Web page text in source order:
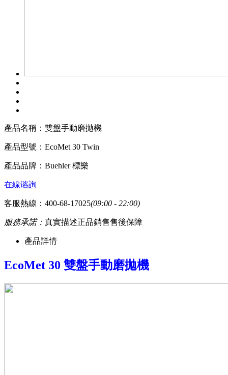
產品名稱： 雙盤手動磨拋機
產品型號： EcoMet 30 Twin
產品品牌： Buehler 標樂
在線谘詢
客服熱線：400-68-17025(09:00 - 22:00)
服務承諾： 真實描述正品銷售售後保障
產品詳情
EcoMet 30 雙盤手動磨拋機